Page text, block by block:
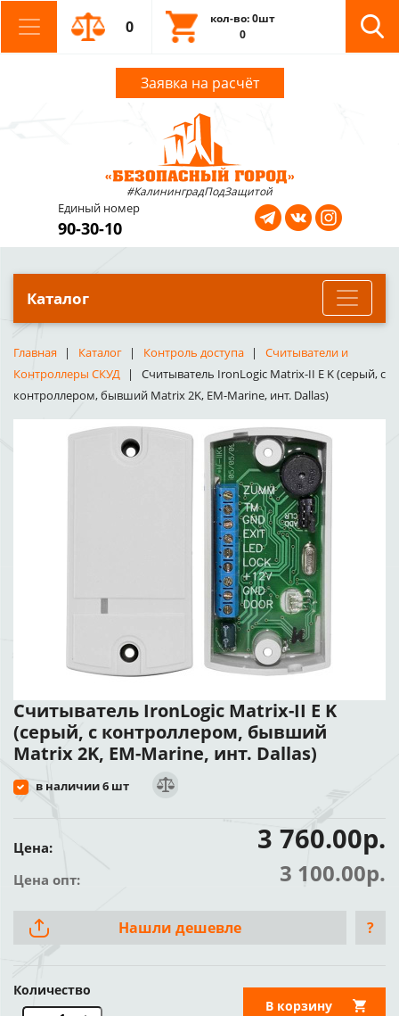
0
кол-во: 0шт
0
Заявка на расчёт
#КалининградПодЗащитой
Единый номер
90-30-10
Каталог
Главная Каталог Контроль доступа
Считыватели и
Контроллеры СКУД
Считыватель IronLogic Matrix-II E K (серый, с
контроллером, бывший Matrix 2K, EM-Marine, инт. Dallas)
Считыватель IronLogic Matrix-II E K
(серый, с контроллером, бывший
Matrix 2K, EM-Marine, инт. Dallas)
в наличии 6 шт
Цена: 3 760.00р.
Цена опт: 3 100.00р.
Нашли дешевле ?
Количество
В корзину